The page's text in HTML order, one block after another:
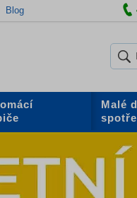
Blog
Malé